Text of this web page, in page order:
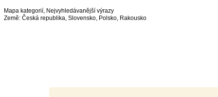
Mapa kategorií, Nejvyhledávanější výrazy
Země: Česká republika, Slovensko, Polsko, Rakousko